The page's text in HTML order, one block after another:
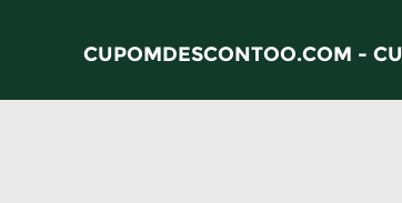
CUPOMDESCONTOO.COM -